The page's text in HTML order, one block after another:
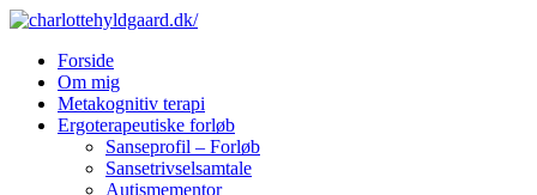
Forside
Om mig
Metakognitiv terapi
Ergoterapeutiske forløb
Sanseprofil – Forløb
Sansetrivselsamtale
Autismementor